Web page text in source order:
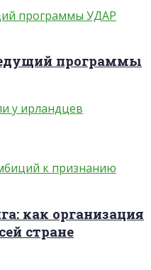
программы
как организация
стране